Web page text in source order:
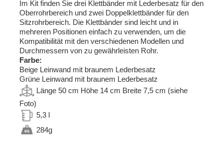
Im Kit finden Sie drei Klettbänder mit Lederbesatz für den
Oberrohrbereich und zwei Doppelklettbänder für den
Sitzrohrbereich. Die Klettbänder sind leicht und in
mehreren Positionen einfach zu verwenden, um die
Kompatibilität mit den verschiedenen Modellen und
Durchmessern von zu gewährleisten Rohr.
Farbe:
Beige Leinwand mit braunem Lederbesatz
Grüne Leinwand mit braunem Lederbesatz
Länge 50 cm Höhe 14 cm Breite 7,5 cm (siehe
Foto)
5,3 l
284g